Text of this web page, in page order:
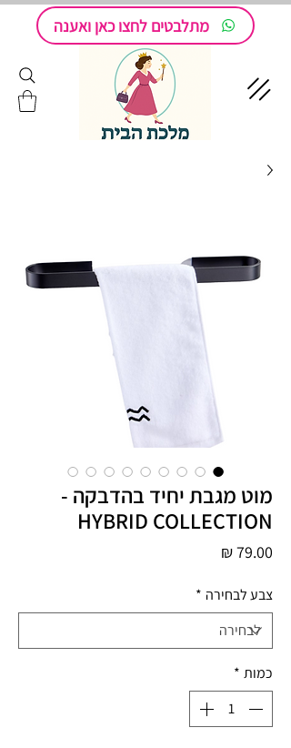
מתלבטים לחצו כאן ואענה
מוט מגבת יחיד בהדבקה -
HYBRID COLLECTION
צבע לבחירה *
כמות *